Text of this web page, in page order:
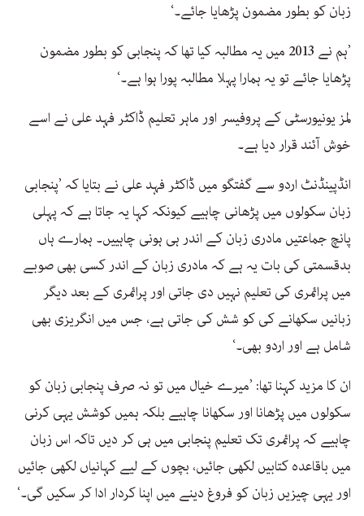
زبان کو بطور مضمون پڑھایا جائے۔‘
’ہم نے 2013 میں یہ مطالبہ کیا تھا کہ پنجابی کو بطور مضمون
پڑھایا جائے تو یہ ہمارا پہلا مطالبہ پورا ہوا ہے۔‘
لمز یونیورسٹی کے پروفیسر اور ماہر تعلیم ڈاکٹر فہد علی نے اسے
خوش آئند قرار دیا ہے۔
انڈپینڈنٹ اردو سے گفتگو میں ڈاکٹر فہد علی نے بتایا کہ ’پنجابی
زبان سکولوں میں پڑھانی چاہیے کیونکہ کہا یہ جاتا ہے کہ پہلی
پانچ جماعتیں مادری زبان کے اندر ہی ہونی چاہییں۔ ہمارے ہاں
بدقسمتی کی بات یہ ہے کہ مادری زبان کے اندر کسی بھی صوبے
میں پرائمری کی تعلیم نہیں دی جاتی اور پرائمری کے بعد دیگر
زبانیں سکھانے کی کو شش کی جاتی ہے، جس میں انگریزی بھی
شامل ہے اور اردو بھی۔‘
ان کا مزید کہنا تھا: ’میرے خیال میں تو نہ صرف پنجابی زبان کو
سکولوں میں پڑھانا اور سکھانا چاہیے بلکہ ہمیں کوشش یہی کرنی
چاہیے کہ پرائمری تک تعلیم پنجابی میں ہی کر دیں تاکہ اس زبان
میں باقاعدہ کتابیں لکھی جائیں، بچوں کے لیے کہانیاں لکھی جائیں
اور یہی چیزیں زبان کو فروغ دینے میں اپنا کردار ادا کر سکیں گی۔‘